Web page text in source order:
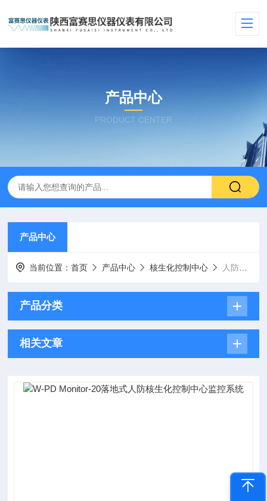
产品中心
PRODUCT CENTER
产品中心
当前位置：首页 产品中心 核生化控制中心 人防核生化控制中心
产品分类
相关文章